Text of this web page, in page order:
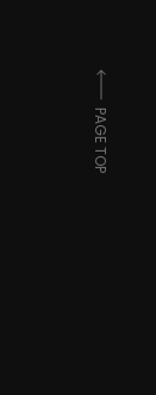
PAGE TOP